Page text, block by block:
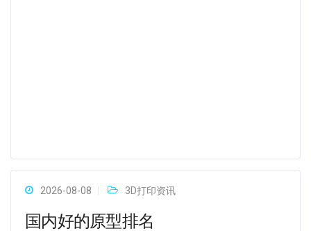
2026-08-08 3D打印资讯
国内好的原型排名